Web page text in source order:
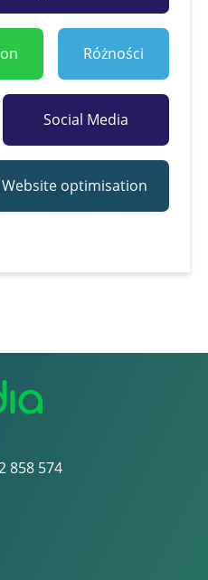
Różności
Social Media
Website optimisation
858 574